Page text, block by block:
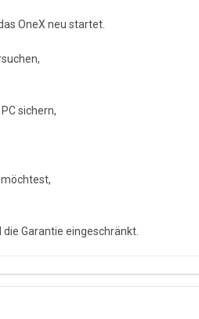
OneX neu startet.
sichern,
Garantie eingeschränkt.